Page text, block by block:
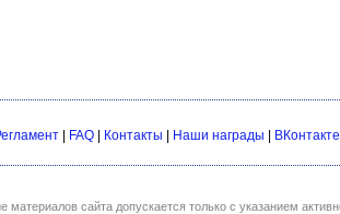
FAQ Контакты Наши награды ВКонтакте
материалов сайта допускается только с указанием